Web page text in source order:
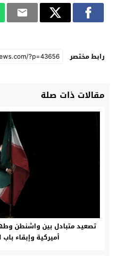
رابط مختصر
مقالات ذات صلة
تصعيد متبادل بين واشنطن
أميركية وإبقاء